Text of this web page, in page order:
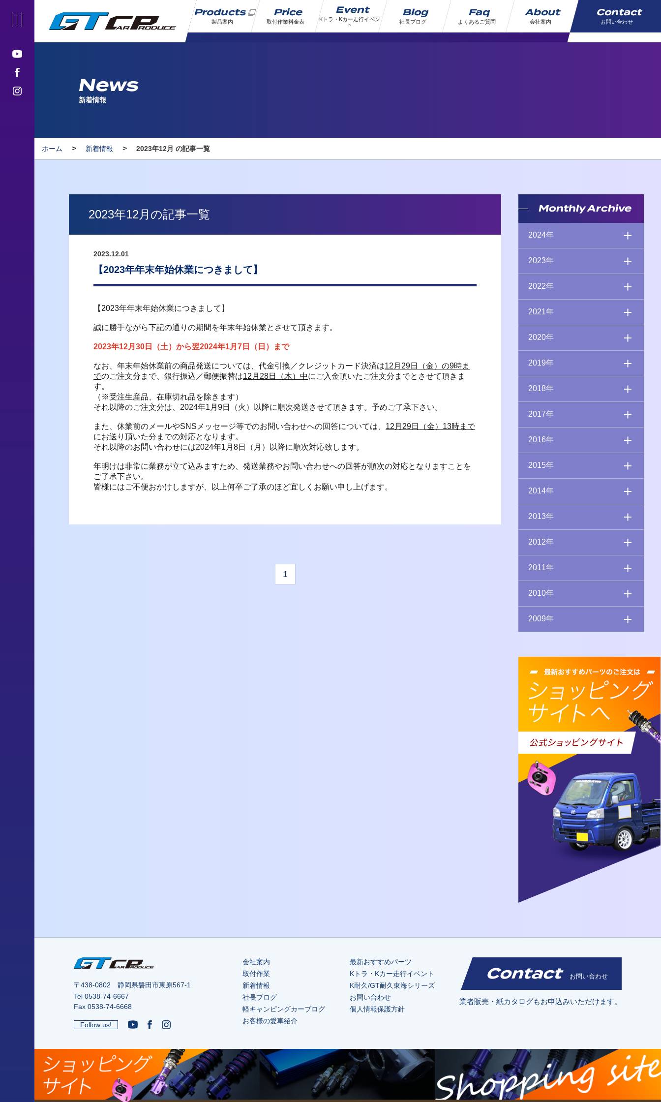
Products
製品案内
Price
取付作業料金表
Event
Kトラ・Kカー走行イベン
ト
Blog
社長ブログ
Faq
よくあるご質問
About
会社案内
Contact
お問い合わせ
News
新着情報
ホーム > 新着情報 > 2023年12月 の記事一覧
2023年12月の記事一覧
2023.12.01
【2023年年末年始休業につきまして】
【2023年年末年始休業につきまして】
誠に勝手ながら下記の通りの期間を年末年始休業とさせて頂きます。
2023年12月30日（土）から翌2024年1月7日（日）まで
なお、年末年始休業前の商品発送については、代金引換／クレジットカード決済は12月29日（金）の9時ま
でのご注文分まで、銀行振込／郵便振替は12月28日（木）中にご入金頂いたご注文分までとさせて頂きま
す。
（※受注生産品、在庫切れ品を除きます）
それ以降のご注文分は、2024年1月9日（火）以降に順次発送させて頂きます。予めご了承下さい。
また、休業前のメールやSNSメッセージ等でのお問い合わせへの回答については、 12月29日（金）13時まで
にお送り頂いた分までの対応となります。
それ以降のお問い合わせには2024年1月8日（月）以降に順次対応致します。
年明けは非常に業務が立て込みますため、発送業務やお問い合わせへの回答が順次の対応となりますことを
ご了承下さい。
皆様にはご不便おかけしますが、以上何卒ご了承のほど宜しくお願い申し上げます。
1
Monthly Archive
2024年
2023年
2022年
2021年
2020年
2019年
2018年
2017年
2016年
2015年
2014年
2013年
2012年
2011年
2010年
2009年
〒438-0802 静岡県磐田市東原567-1
Tel 0538-74-6667
Fax 0538-74-6668
Follow us!
会社案内
取付作業
新着情報
社長ブログ
軽キャンピングカーブログ
お客様の愛車紹介
最新おすすめパーツ
Kトラ・Kカー走行イベント
K耐久/GT耐久東海シリーズ
お問い合わせ
個人情報保護方針
Contact お問い合わせ
業者販売・紙カタログもお申込みいただけます。